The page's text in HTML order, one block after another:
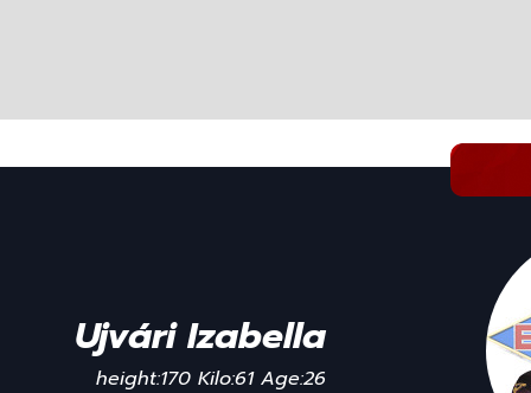
Ujvári Izabella
height:170 Kilo:61 Age:26